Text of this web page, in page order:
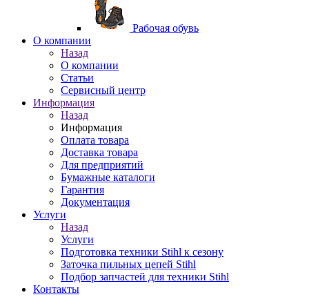
Рабочая обувь
O компании
Назад
O компании
Статьи
Сервисный центр
Информация
Назад
Информация
Оплата товара
Доставка товара
Для предприятий
Бумажные каталоги
Гарантия
Документация
Услуги
Назад
Услуги
Подготовка техники Stihl к сезону
Заточка пильных цепей Stihl
Подбор запчастей для техники Stihl
Контакты